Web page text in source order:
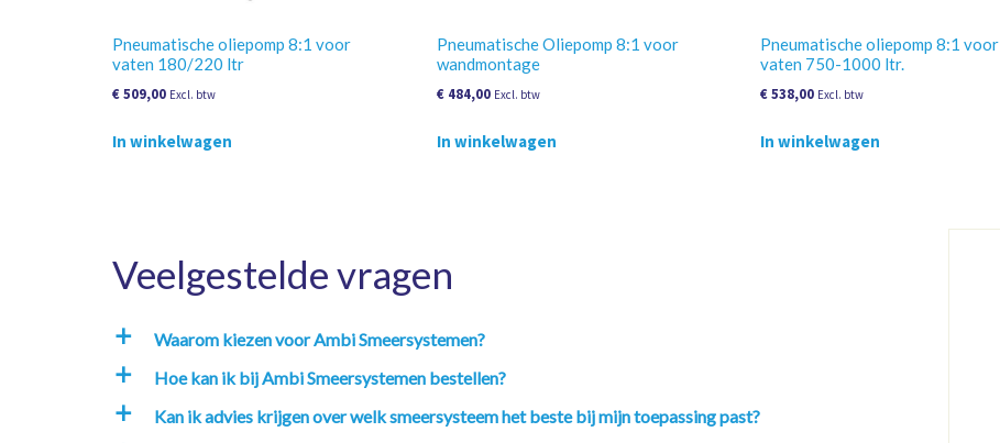
Pneumatische oliepomp 8:1 voor
vaten 180/220 ltr
€509,00 Excl. btw
In winkelwagen
Pneumatische Oliepomp 8:1 voor
wandmontage
€484,00 Excl. btw
In winkelwagen
Pneumatische oliepomp 8:1 voor
vaten 750-1000 ltr.
€538,00 Excl. btw
In winkelwagen
Veelgestelde vragen
a Waarom kiezen voor Ambi Smeersystemen?
a Hoe kan ik bij Ambi Smeersystemen bestellen?
a Kan ik advies krijgen over welk smeersysteem het beste bij mijn toepassing past?